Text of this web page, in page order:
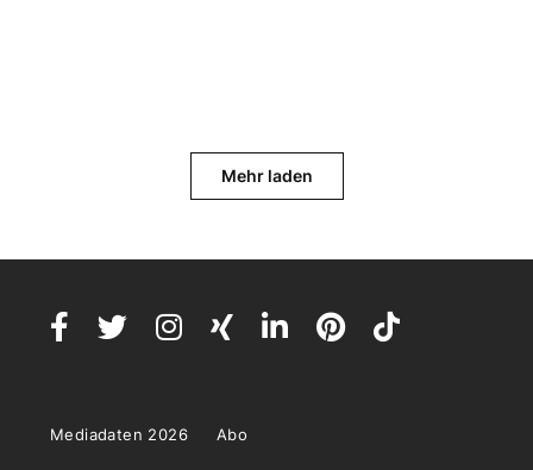
Mehr laden
Mediadaten 2026 Abo